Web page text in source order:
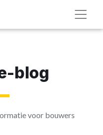
blog
voor bouwers